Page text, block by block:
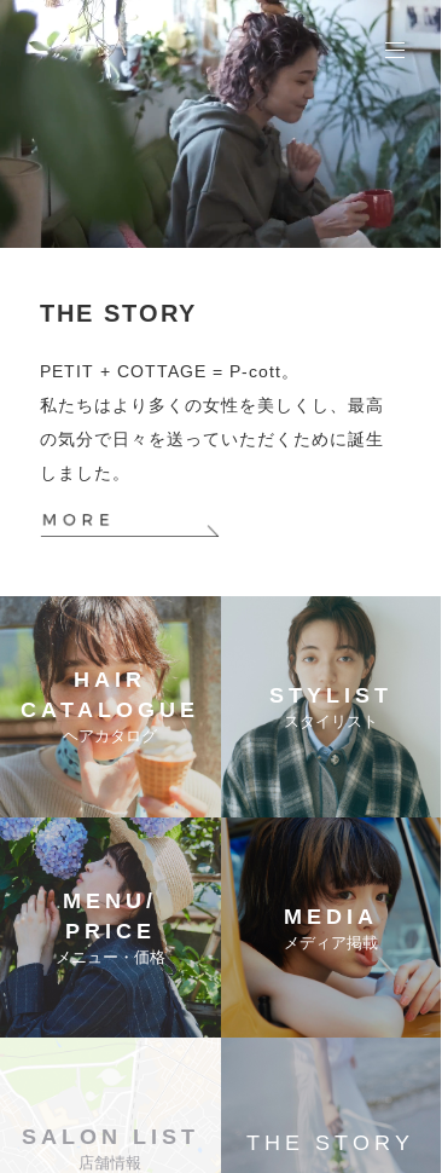
THE STORY
PETIT + COTTAGE = P-cott。
私たちはより多くの女性を美しくし、最高
の気分で日々を送っていただくために誕生
しました。
HAIR
CATALOGUE
ヘアカタログ
STYLIST
スタイリスト
MENU/
PRICE
メニュー・価格
MEDIA
メディア掲載
SALON LIST
店舗情報
THE STORY